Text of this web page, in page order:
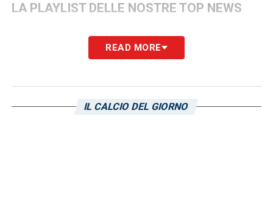
LA PLAYLIST DELLE NOSTRE TOP NEWS
READ MORE
IL CALCIO DEL GIORNO